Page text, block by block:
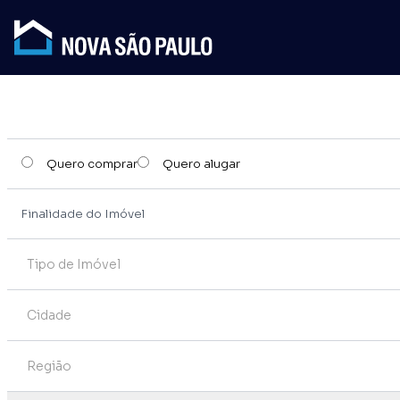
Quero comprar Quero alugar
Tipo de Imóvel
Cidade
Região